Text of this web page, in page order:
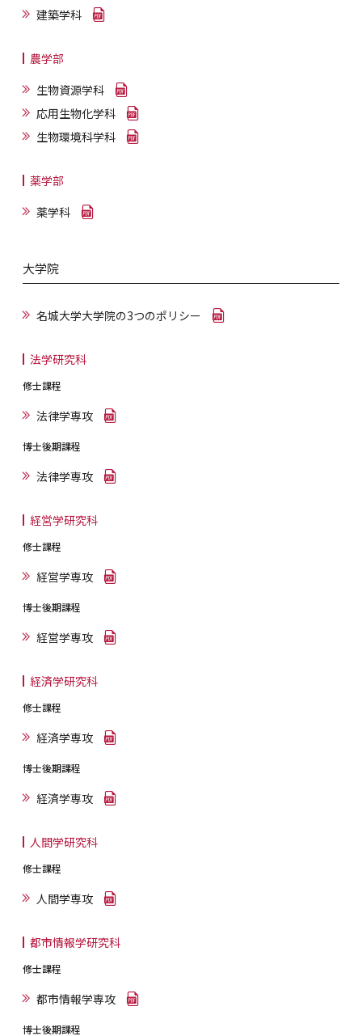
建築学科
農学部
生物資源学科
応用生物化学科
生物環境科学科
薬学部
薬学科
大学院
名城大学大学院の3つのポリシー
法学研究科
修士課程
法律学専攻
博士後期課程
法律学専攻
経営学研究科
修士課程
経営学専攻
博士後期課程
経営学専攻
経済学研究科
修士課程
経済学専攻
博士後期課程
経済学専攻
人間学研究科
修士課程
人間学専攻
都市情報学研究科
修士課程
都市情報学専攻
博士後期課程